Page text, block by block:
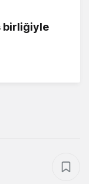
birliğiyle